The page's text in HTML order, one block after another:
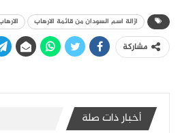
ازالة اسم السودان من قائمة الارهاب
مشاركة
أخبار ذات صلة